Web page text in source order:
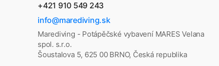
+421 910 549 243
info@marediving.sk
Marediving - Potápěčské vybavení MARES Velana
spol. s.r.o.
Šoustalova 5, 625 00 BRNO, Česká republika